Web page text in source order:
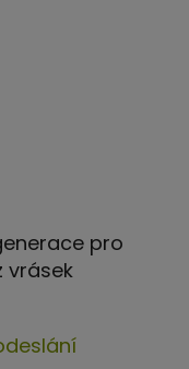
pro
vrásek